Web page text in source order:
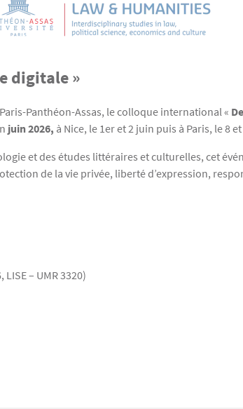
digitale »
Panthéon-Assas, le colloque international «
juin 2026, à Nice, le 1er et 2 juin puis à Paris, le 8
et des études littéraires et culturelles, cet
de la vie privée, liberté d’expression,
– UMR 3320)